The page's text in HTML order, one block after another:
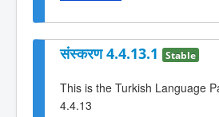
संस्करण 4.4.13.1 Stable
This is the Turkish Language
4.4.13